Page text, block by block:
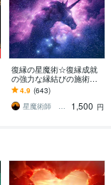
復縁の星魔術☆復縁成就
の強力な縁結びの施術を
します 【依頼500件以
上】守護星が復縁を成就
させます。
4.9 (643)
星魔術師 希空（ノア）
1,500 円